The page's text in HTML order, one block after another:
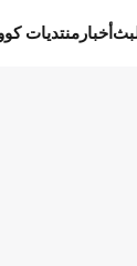
أخبار منتديات